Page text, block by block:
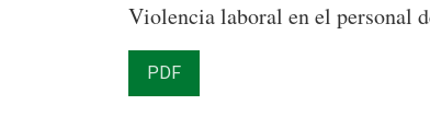
Violencia laboral en el personal
PDF